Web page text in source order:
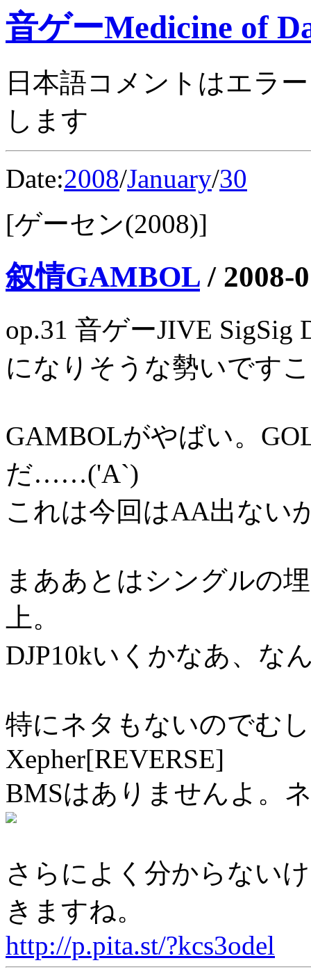
音ゲーMedicine of
日本語コメントはエラ
します
Date:2008/January/30
[ゲーセン(2008)]
叙情GAMBOL / 2008-
op.31 音ゲーJIVE SigSig
になりそうな勢いです
GAMBOLがやばい。
だ……('A`)
これは今回はAA出ない
まああとはシングルの
上。
DJP10kいくかなあ、な
特にネタもないのでむ
Xepher[REVERSE]
BMSはありませんよ。
さらによく分からない
きますね。
http://p.pita.st/?kcs3odel